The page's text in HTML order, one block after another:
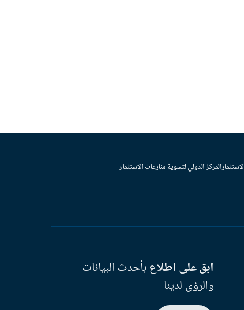
المركز الدولي لتسوية منازعات الاستثمار
ابق على اطلاعبأحدث البيانات
والرؤى لدينا